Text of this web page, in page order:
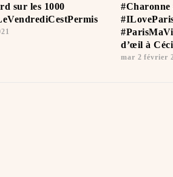
sur les 1000
#Charonne
d’œil à
mar 2 février